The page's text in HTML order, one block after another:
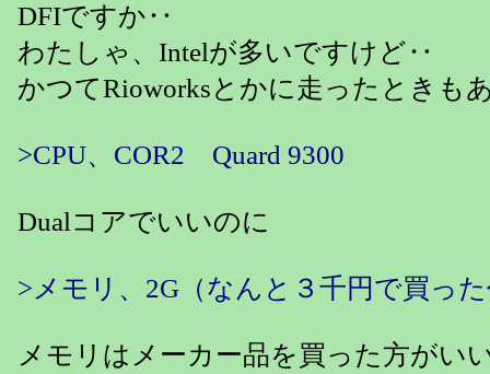
DFIですか‥
わたしゃ、Intelが多いですけど‥
かつてRioworksとかに走ったときも
>CPU、COR2 Quard 9300
Dualコアでいいのに
>メモリ、2G（なんと３千円で買っ
メモリはメーカー品を買った方がい